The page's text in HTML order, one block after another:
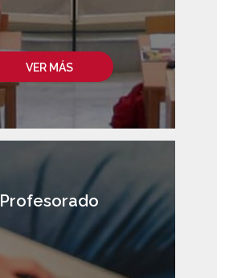
VER MÁS
Profesorado